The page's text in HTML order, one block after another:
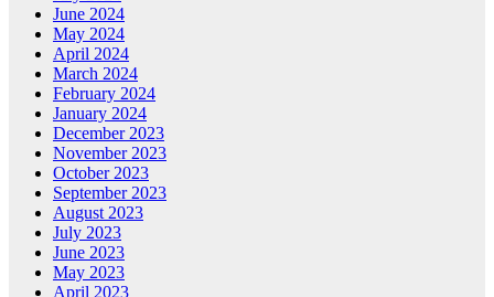
June 2024
May 2024
April 2024
March 2024
February 2024
January 2024
December 2023
November 2023
October 2023
September 2023
August 2023
July 2023
June 2023
May 2023
April 2023